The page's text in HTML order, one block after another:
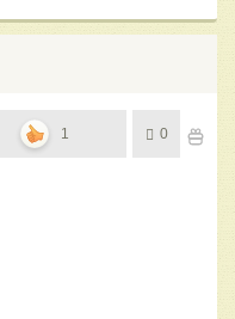
1 0